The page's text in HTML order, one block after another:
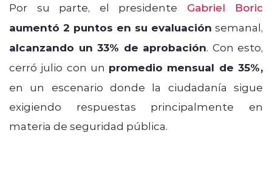
Por su parte, el presidente Gabriel Boric
aumentó 2 puntos en su evaluación semanal,
alcanzando un 33% de aprobación. Con esto,
cerró julio con un promedio mensual de 35%,
en un escenario donde la ciudadanía sigue
exigiendo respuestas principalmente en
materia de seguridad pública.